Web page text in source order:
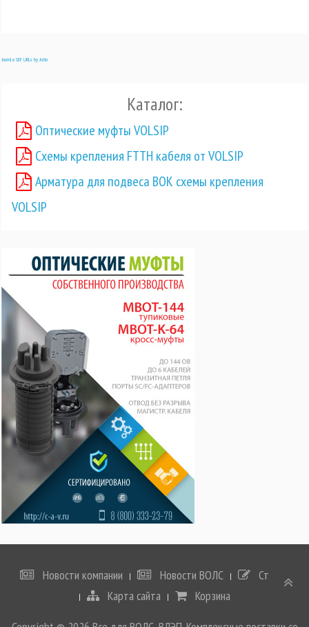
Joomla SEF URLs by Artio
Каталог:
Оптические муфты VOLSIP
Схемы крепления FTTH кабеля от VOLSIP
Арматура для подвеса ВОК схемы крепления
VOLSIP
Новости компании Новости ВОЛС
Статьи
Карта сайта
Корзина